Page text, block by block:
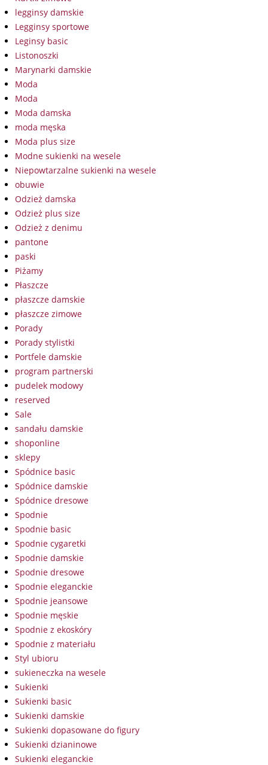
legginsy damskie
Legginsy sportowe
Leginsy basic
Listonoszki
Marynarki damskie
Moda
Moda
Moda damska
moda męska
Moda plus size
Modne sukienki na wesele
Niepowtarzalne sukienki na wesele
obuwie
Odzież damska
Odzież plus size
Odzież z denimu
pantone
paski
Piżamy
Płaszcze
płaszcze damskie
płaszcze zimowe
Porady
Porady stylistki
Portfele damskie
program partnerski
pudelek modowy
reserved
Sale
sandału damskie
shoponline
sklepy
Spódnice basic
Spódnice damskie
Spódnice dresowe
Spodnie
Spodnie basic
Spodnie cygaretki
Spodnie damskie
Spodnie dresowe
Spodnie eleganckie
Spodnie jeansowe
Spodnie męskie
Spodnie z ekoskóry
Spodnie z materiału
Styl ubioru
sukieneczka na wesele
Sukienki
Sukienki basic
Sukienki damskie
Sukienki dopasowane do figury
Sukienki dzianinowe
Sukienki eleganckie